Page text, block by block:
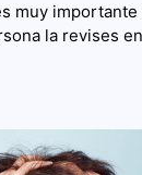
muy importante
la revises